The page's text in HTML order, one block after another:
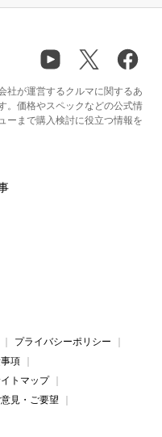
社が運営するクルマに関するあ
。価格やスペックなどの公式情
ーまで購入検討に役立つ情報を
プライバシーポリシー
項
トマップ
見・ご要望